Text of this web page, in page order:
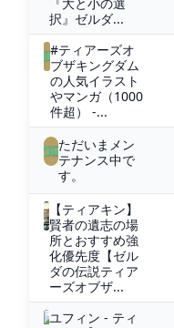
択』ゼルダ...
#ティアーズオ
ブザキングダム
の人気イラスト
やマンガ（1000
件超） -...
ただいまメン
テナンス中で
す。
【ティアキン】
賢者の遺志の場
所とおすすめ強
化優先度【ゼル
ダの伝説ティア
ーズオブザ...
ユフィン - ティ